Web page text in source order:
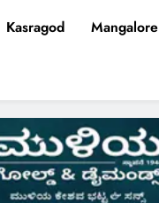
Kasragod Mangalore